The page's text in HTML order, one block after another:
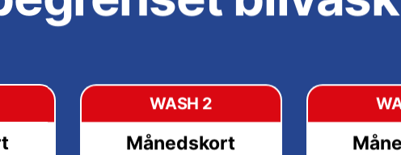
WASH 2
Månedskort